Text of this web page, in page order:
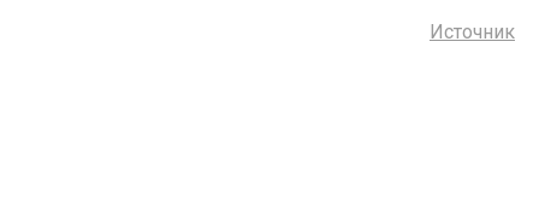
Источник